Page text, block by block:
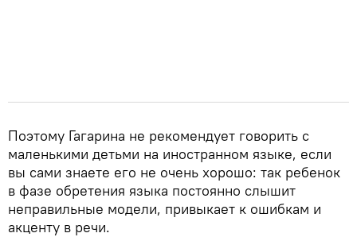
Поэтому Гагарина не рекомендует говорить с
маленькими детьми на иностранном языке, если
вы сами знаете его не очень хорошо: так ребенок
в фазе обретения языка постоянно слышит
неправильные модели, привыкает к ошибкам и
акценту в речи.